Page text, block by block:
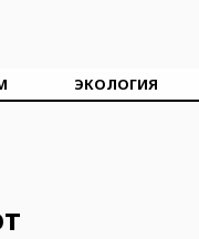
ЭКОЛОГИЯ